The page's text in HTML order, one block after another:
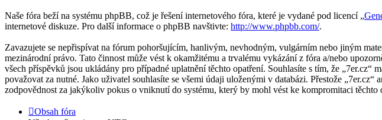
Naše fóra beží na systému phpBB, což je řešení internetového fóra, které je vydané pod licencí „
internetové diskuze. Pro další informace o phpBB navštivte: http://www.phpbb.com/.
Zavazujete se nepřispívat na fórum pohoršujícím, hanlivým, nevhodným, vulgárním nebo jiným
mezinárodní právo. Tato činnost může vést k okamžitému a trvalému vykázání z fóra a/nebo
všech příspěvků jsou ukládány pro případné uplatnění těchto opatření. Souhlasíte s tím, že
považovat za nutné. Jako uživatel souhlasíte se všemi údaji uloženými v databázi. Přestože
zodpovědnost za jakýkoliv pokus o vniknutí do systému, který by mohl vést ke kompromitaci těchto
Obsah fóra